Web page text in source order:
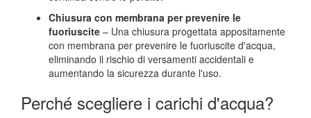
Chiusura con membrana per prevenire le
fuoriuscite – Una chiusura progettata appositamente
con membrana per prevenire le fuoriuscite d'acqua,
eliminando il rischio di versamenti accidentali e
aumentando la sicurezza durante l'uso.
Perché scegliere i carichi d'acqua?